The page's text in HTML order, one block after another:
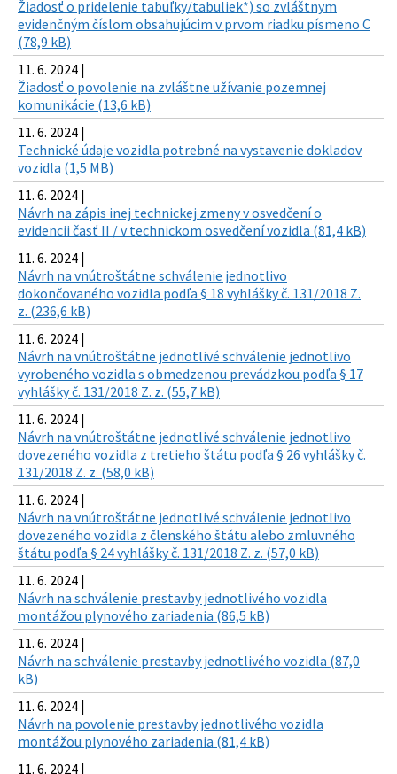
Žiadosť o pridelenie tabuľky/tabuliek*) so zvláštnym
evidenčným číslom obsahujúcim v prvom riadku písmeno C
(78,9 kB)
11. 6. 2024 |
Žiadosť o povolenie na zvláštne užívanie pozemnej
komunikácie (13,6 kB)
11. 6. 2024 |
Technické údaje vozidla potrebné na vystavenie dokladov
vozidla (1,5 MB)
11. 6. 2024 |
Návrh na zápis inej technickej zmeny v osvedčení o
evidencii časť II / v technickom osvedčení vozidla (81,4 kB)
11. 6. 2024 |
Návrh na vnútroštátne schválenie jednotlivo
dokončovaného vozidla podľa § 18 vyhlášky č. 131/2018 Z.
z. (236,6 kB)
11. 6. 2024 |
Návrh na vnútroštátne jednotlivé schválenie jednotlivo
vyrobeného vozidla s obmedzenou prevádzkou podľa § 17
vyhlášky č. 131/2018 Z. z. (55,7 kB)
11. 6. 2024 |
Návrh na vnútroštátne jednotlivé schválenie jednotlivo
dovezeného vozidla z tretieho štátu podľa § 26 vyhlášky č.
131/2018 Z. z. (58,0 kB)
11. 6. 2024 |
Návrh na vnútroštátne jednotlivé schválenie jednotlivo
dovezeného vozidla z členského štátu alebo zmluvného
štátu podľa § 24 vyhlášky č. 131/2018 Z. z. (57,0 kB)
11. 6. 2024 |
Návrh na schválenie prestavby jednotlivého vozidla
montážou plynového zariadenia (86,5 kB)
11. 6. 2024 |
Návrh na schválenie prestavby jednotlivého vozidla (87,0
kB)
11. 6. 2024 |
Návrh na povolenie prestavby jednotlivého vozidla
montážou plynového zariadenia (81,4 kB)
11. 6. 2024 |